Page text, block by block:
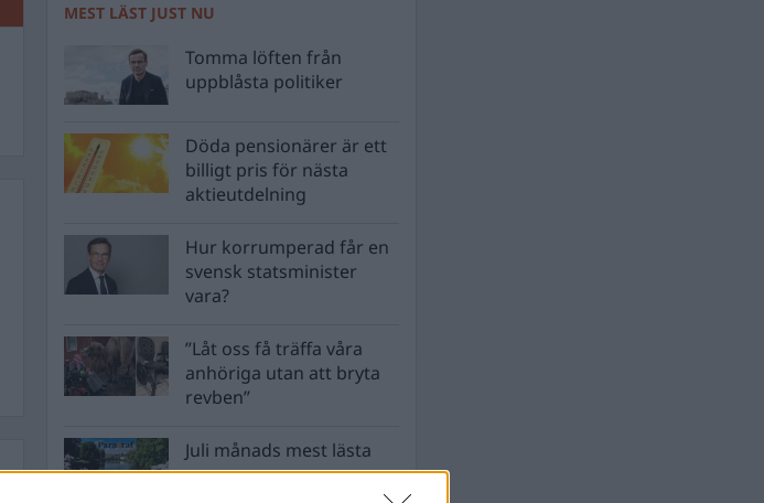
MEST LÄST JUST NU
Tomma löften från
uppblåsta politiker
Döda pensionärer är ett
billigt pris för nästa
aktieutdelning
Hur korrumperad får en
svensk statsminister
vara?
”Låt oss få träffa våra
anhöriga utan att bryta
revben”
Juli månads mest lästa